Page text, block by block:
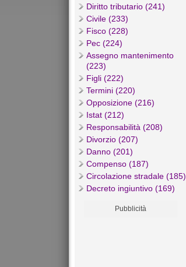
Diritto tributario (241)
Civile (233)
Fisco (228)
Pec (224)
Assegno mantenimento
(223)
Figli (222)
Termini (220)
Opposizione (216)
Istat (212)
Responsabilità (208)
Divorzio (207)
Danno (201)
Compenso (187)
Circolazione stradale (185)
Decreto ingiuntivo (169)
Pubblicità